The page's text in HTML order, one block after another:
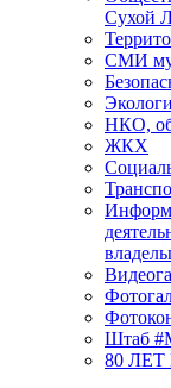
Сухой
СМИ
НКО,
ЖКХ
Штаб
80